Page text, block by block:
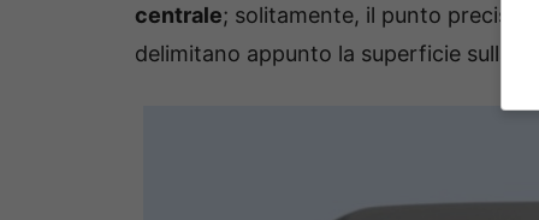
centrale; solitamente, il punto preciso
delimitano appunto la superficie sulla